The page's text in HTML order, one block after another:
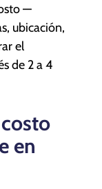
—
ubicación,
el
de 2 a 4
en